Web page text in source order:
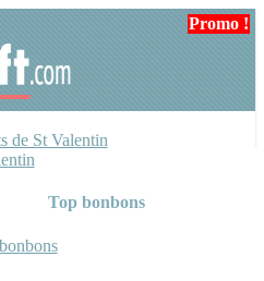
de St Valentin
Top bonbons
Promo !
Promo !